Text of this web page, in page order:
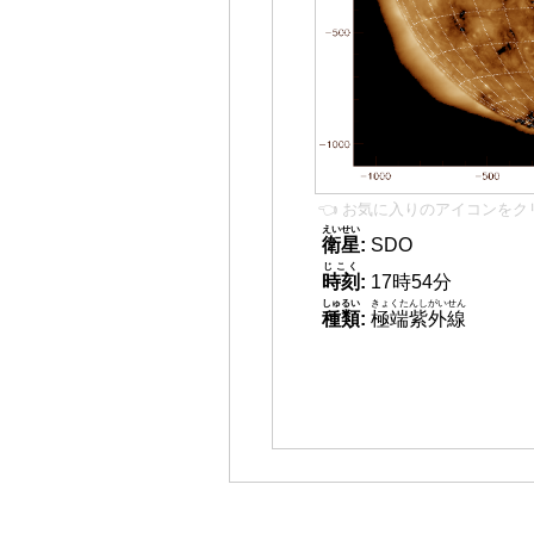
👈 お気に入りのアイコンをク
衛星
えいせい
: SDO
時刻
じこく
: 17時54分
種類
しゅるい
: 極端紫外線
きょくたんしがいせん